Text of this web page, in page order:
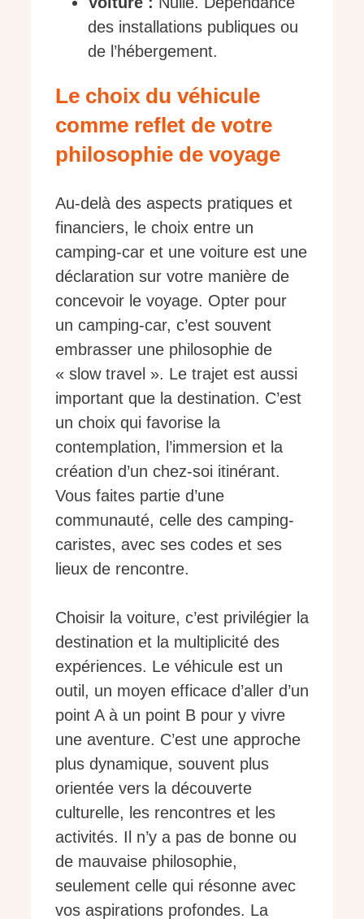
des installations publiques ou
de l’hébergement.
Le choix du véhicule
comme reflet de votre
philosophie de voyage
Au-delà des aspects pratiques et
financiers, le choix entre un
camping-car et une voiture est une
déclaration sur votre manière de
concevoir le voyage. Opter pour
un camping-car, c’est souvent
embrasser une philosophie de
« slow travel ». Le trajet est aussi
important que la destination. C’est
un choix qui favorise la
contemplation, l’immersion et la
création d’un chez-soi itinérant.
Vous faites partie d’une
communauté, celle des camping-
caristes, avec ses codes et ses
lieux de rencontre.
Choisir la voiture, c’est privilégier la
destination et la multiplicité des
expériences. Le véhicule est un
outil, un moyen efficace d’aller d’un
point A à un point B pour y vivre
une aventure. C’est une approche
plus dynamique, souvent plus
orientée vers la découverte
culturelle, les rencontres et les
activités. Il n’y a pas de bonne ou
de mauvaise philosophie,
seulement celle qui résonne avec
vos aspirations profondes. La